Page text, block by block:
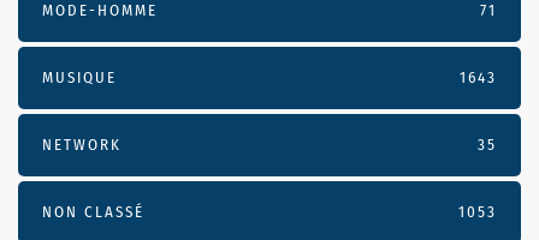
MODE-HOMME 71
MUSIQUE 1643
NETWORK 35
NON CLASSÉ 1053